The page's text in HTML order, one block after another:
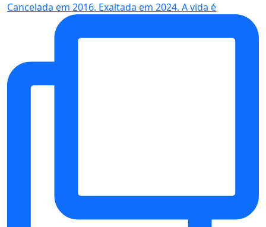
Cancelada em 2016. Exaltada em 2024. A vida é